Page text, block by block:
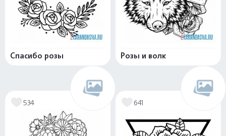
Спасибо розы Розы и волк
534 641